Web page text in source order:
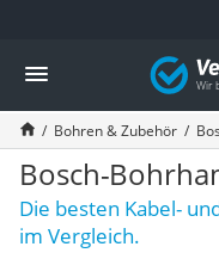
Die beliebtesten Vergleiche
Baumarkt
Tresor feuerfest
Makita-Akku-Rasenmäher
Kappsäge
Smartes Türschloss
Akku-Rasentrimmer
Feuchtigkeitsmessgerät
Vergleich
Bohren & Zubehör
Bosch-
Die besten Kabel-
im Vergleich.